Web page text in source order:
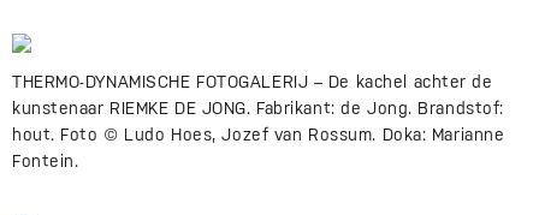
THERMO-DYNAMISCHE FOTOGALERIJ – De kachel achter de
kunstenaar RIEMKE DE JONG. Fabrikant: de Jong. Brandstof:
hout. Foto © Ludo Hoes, Jozef van Rossum. Doka: Marianne
Fontein.